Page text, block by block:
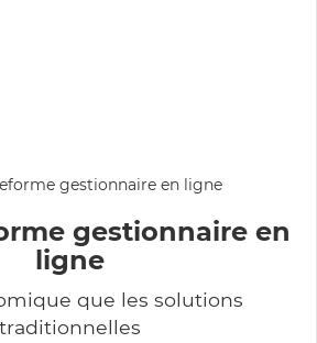
gestionnaire en
ligne
que les solutions
traditionnelles